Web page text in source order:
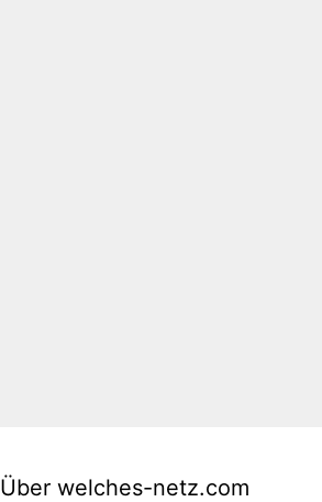
Über welches-netz.com